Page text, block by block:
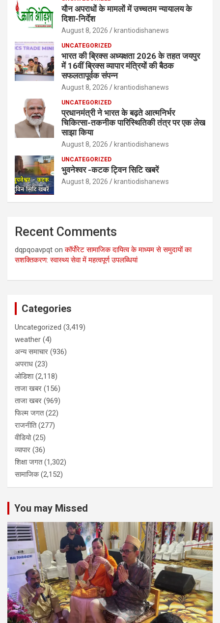
यौन अपराधों के मामलों में उच्चतम न्यायालय के
दिशा-निर्देश
August 8, 2026 krantiodishanews
UNCATEGORIZED
भारत की ब्रिक्‍स अध्यक्षता 2026 के तहत जयपुर
में 16वीं ब्रिक्‍स व्यापार मंत्रियों की बैठक
सफलतापूर्वक संपन्न
August 8, 2026 krantiodishanews
UNCATEGORIZED
प्रधानमंत्री ने भारत के बढ़ते आत्मनिर्भर
चिकित्सा-तकनीक पारिस्थितिकी तंत्र पर एक लेख
साझा किया
August 8, 2026 krantiodishanews
UNCATEGORIZED
भुवनेश्वर -कटक ट्विन सिटि खबरें
August 8, 2026 krantiodishanews
Recent Comments
dqpqoavpqt onकॉर्पोरेट सामाजिक दायित्व के माध्यम से समुदायों का
सशक्तिकरण: स्वास्थ्य सेवा में महत्वपूर्ण उपलब्धियां
Categories
Uncategorized (3,419)
weather (4)
अन्य समाचार (936)
अपराध (23)
ओडिशा(2,118)
ताजा खबर (156)
ताजा खबर (969)
फिल्म जगत(22)
राजनीति(277)
वीडियो(25)
व्यापार (36)
शिक्षा जगत(1,302)
सामाजिक(2,152)
You may Missed